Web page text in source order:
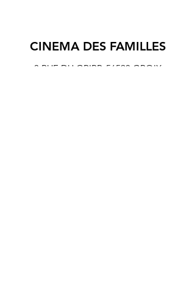
CINEMA DES FAMILLES
3 RUE DU GRIPP, 56590 GROIX